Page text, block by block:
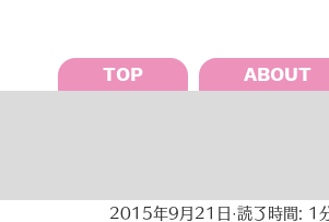
TOP ABOUT
2015年9月21日 読了時間: 1